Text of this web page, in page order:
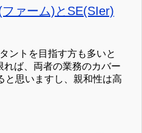
ァーム)とSE(SIer)
ントを目指す方も多いと
ば、両者の業務のカバー
と思いますし、親和性は高